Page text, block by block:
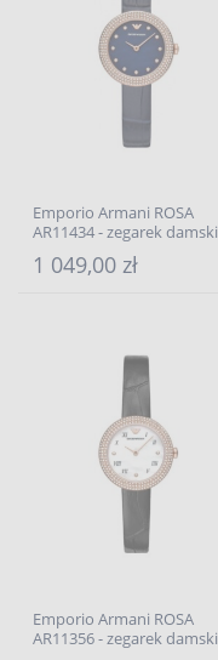
Emporio Armani ROSA
AR11434 - zegarek damski
1 049,00 zł
Emporio Armani ROSA
AR11356 - zegarek damski